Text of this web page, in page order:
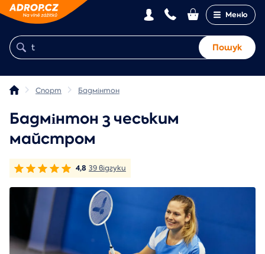
Меню
Пошук
Спорт Бадмінтон
Бадмінтон з чеським
майстром
4,8 39 відгуки